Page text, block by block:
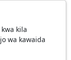
kila
wa kawaida